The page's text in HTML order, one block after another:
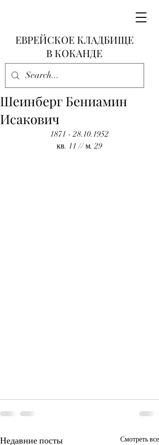
ЕВРЕЙСКОЕ КЛАДБИЩЕ
В КОКАНДЕ
Шеинберг Бениамин
Исакович
1871 - 28.10.1952
кв. 11 // м. 29
Недавние посты Смотреть все